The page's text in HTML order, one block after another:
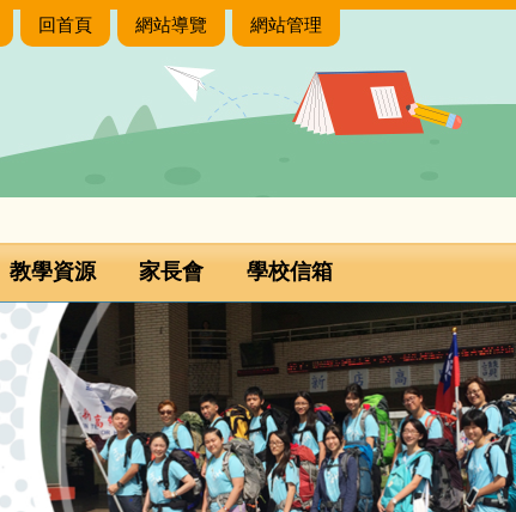
回首頁 網站導覽 網站管理
教學資源 家長會 學校信箱